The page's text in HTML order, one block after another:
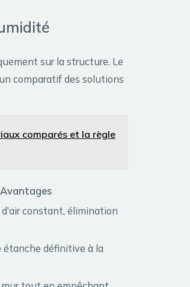
sur la structure. Le
comparatif des solutions
comparés et la règle
Avantages
constant, élimination
étanche définitive à la